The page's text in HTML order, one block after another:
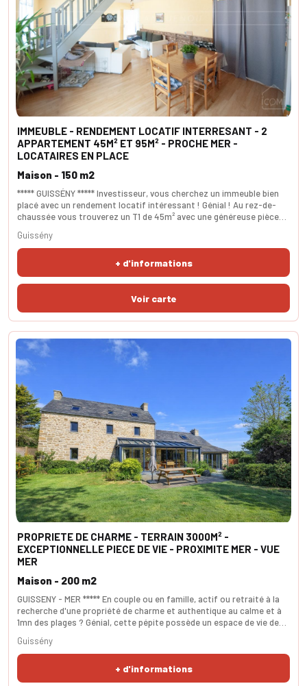
IMMEUBLE - RENDEMENT LOCATIF INTERRESANT - 2
APPARTEMENT 45M² ET 95M² - PROCHE MER -
LOCATAIRES EN PLACE
***** GUISSÉNY ***** Investisseur, vous cherchez un immeuble bien
placé avec un rendement locatif intéressant ! Génial ! Au rez-de-
chaussée vous trouverez un T1 de 45m² avec une généreuse pièce
spacieux duplex avec 3 chambres. La salle d'eau est fonctionnelle.
Les WC sont séparés. Venez me visiter et lancez-vous dans
l'aventure. Locataires en place. Loy
Maison - 150 m2
+ d'informations
Guissény
PROPRIETE DE CHARME - TERRAIN 3000M² -
EXCEPTIONNELLE PIECE DE VIE - PROXIMITE MER - VUE
MER
GUISSENY - MER ***** En couple ou en famille, actif ou retraité à la
recherche d'une propriété de charme et authentique au calme et à
1mn des plages ? Génial, cette pépite possède un espace de vie de
autour de la cheminée, une réception à proximité de la cuisine
familiale. L'espace détente comprend en intérieur un sauna et un
espace cardio et à l'extéri
Maison - 200 m2
+ d'informations
Guissény